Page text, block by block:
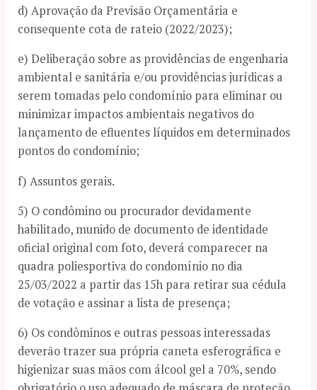
d) Aprovação da Previsão Orçamentária e
consequente cota de rateio (2022/2023);
e) Deliberação sobre as providências de engenharia
ambiental e sanitária e/ou providências jurídicas a
serem tomadas pelo condomínio para eliminar ou
minimizar impactos ambientais negativos do
lançamento de efluentes líquidos em determinados
pontos do condomínio;
f) Assuntos gerais.
5) O condômino ou procurador devidamente
habilitado, munido de documento de identidade
oficial original com foto, deverá comparecer na
quadra poliesportiva do condomínio no dia
25/03/2022 a partir das 15h para retirar sua cédula
de votação e assinar a lista de presença;
6) Os condôminos e outras pessoas interessadas
deverão trazer sua própria caneta esferográfica e
higienizar suas mãos com álcool gel a 70%, sendo